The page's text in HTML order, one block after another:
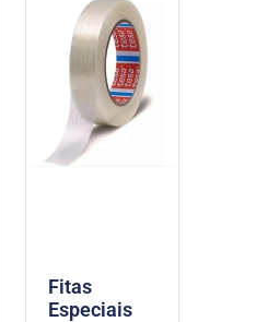
Fitas
Especiais